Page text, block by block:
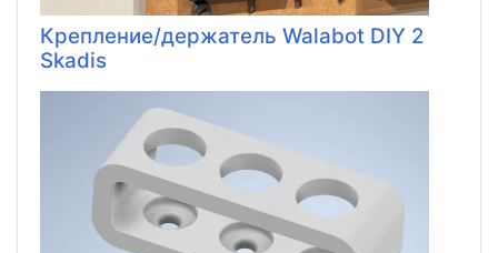
Крепление/держатель Walabot DIY 2
Skadis